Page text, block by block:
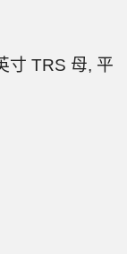
寸 TRS 母, 平